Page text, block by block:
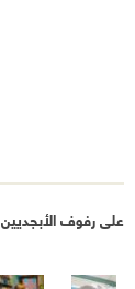
على رفوف الأبجديين